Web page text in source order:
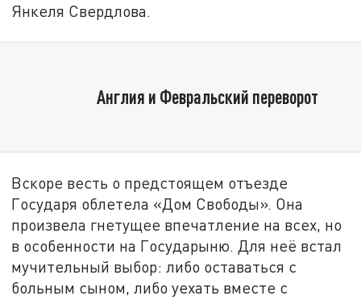
Янкеля Свердлова.
Англия и Февральский переворот
Вскоре весть о предстоящем отъезде
Государя облетела «Дом Свободы». Она
произвела гнетущее впечатление на всех, но
в особенности на Государыню. Для неё встал
мучительный выбор: либо оставаться с
больным сыном, либо уехать вместе с